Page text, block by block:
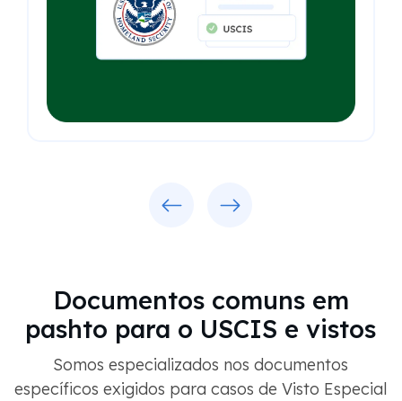
Documentos comuns em
pashto para o USCIS e vistos
Somos especializados nos documentos
específicos exigidos para casos de Visto Especial